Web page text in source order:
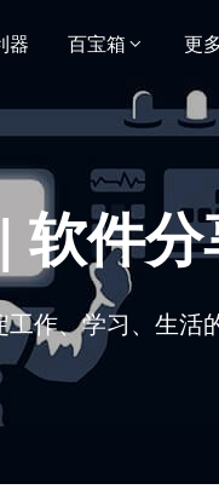
器 百宝箱 更
软件
工作、学习、生活